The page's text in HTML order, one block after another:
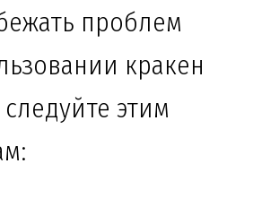
проблем
кракен
этим